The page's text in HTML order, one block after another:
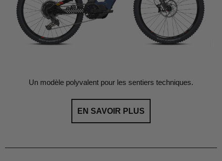
Un modèle polyvalent pour les sentiers techniques.
EN SAVOIR PLUS